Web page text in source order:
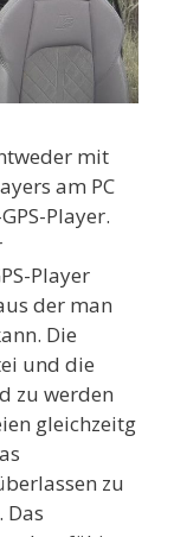
mit
am PC
Player.
Player
der man
Die
und die
zu werden
gleichzeitg
zu
Das